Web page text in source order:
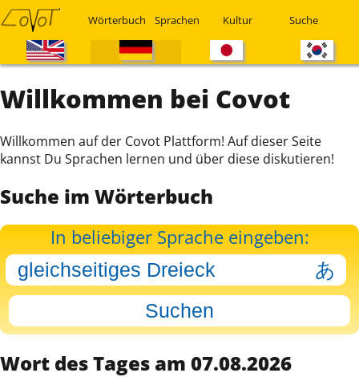
Wörterbuch Sprachen Kultur Suche
Willkommen bei Covot
Willkommen auf der Covot Plattform! Auf dieser Seite
kannst Du Sprachen lernen und über diese diskutieren!
Suche im Wörterbuch
In beliebiger Sprache eingeben:
Wort des Tages am 07.08.2026